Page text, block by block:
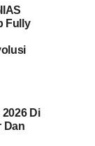
Fully
Di
Dan